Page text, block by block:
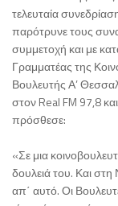
τελευταία
παρότρυνε τους
συμμετοχή και με
Γραμματέας της
Βουλευτής Α’
στον Real FM 97,8
πρόσθεσε:
«Σε μια
δουλειά του. Και
απ΄ αυτό. Οι